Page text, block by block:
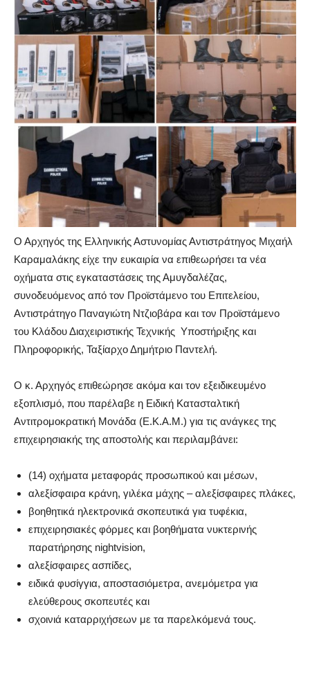
Ο Αρχηγός της Ελληνικής Αστυνομίας Αντιστράτηγος Μιχαήλ
Καραμαλάκης είχε την ευκαιρία να επιθεωρήσει τα νέα
οχήματα στις εγκαταστάσεις της Αμυγδαλέζας,
συνοδευόμενος από τον Προϊστάμενο του Επιτελείου,
Αντιστράτηγο Παναγιώτη Ντζιοβάρα και τον Προϊστάμενο
του Κλάδου Διαχειριστικής Τεχνικής Υποστήριξης και
Πληροφορικής, Ταξίαρχο Δημήτριο Παντελή.
Ο κ. Αρχηγός επιθεώρησε ακόμα και τον εξειδικευμένο
εξοπλισμό, που παρέλαβε η Ειδική Κατασταλτική
Αντιτρομοκρατική Μονάδα (Ε.Κ.Α.Μ.) για τις ανάγκες της
επιχειρησιακής της αποστολής και περιλαμβάνει:
(14) οχήματα μεταφοράς προσωπικού και μέσων,
αλεξίσφαιρα κράνη, γιλέκα μάχης – αλεξίσφαιρες πλάκες,
βοηθητικά ηλεκτρονικά σκοπευτικά για τυφέκια,
επιχειρησιακές φόρμες και βοηθήματα νυκτερινής
παρατήρησης nightvision,
αλεξίσφαιρες ασπίδες,
ειδικά φυσίγγια, αποστασιόμετρα, ανεμόμετρα για
ελεύθερους σκοπευτές και
σχοινιά καταρριχήσεων με τα παρελκόμενά τους.